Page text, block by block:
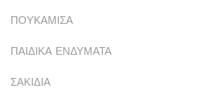
ΠΟΥΚΑΜΙΣΑ
ΠΑΙΔΙΚΑ ΕΝΔΥΜΑΤΑ
ΣΑΚΙΔΙΑ